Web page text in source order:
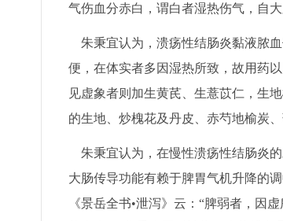
气伤血分赤白，谓白者湿热伤气，自
朱秉宜认为，溃疡性结肠炎黏液脓
便，在体实者多因湿热所致，故用药
见虚象者则加生黄芪、生薏苡仁，生
的生地、炒槐花及丹皮、赤芍地榆炭
朱秉宜认为，在慢性溃疡性结肠炎
大肠传导功能有赖于脾胃气机升降的
《景岳全书•泄泻》云：“脾弱者，因